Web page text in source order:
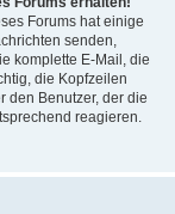
Forums hat einige
senden,
komplette E-Mail, die
die Kopfzeilen
den Benutzer, der die
reagieren.